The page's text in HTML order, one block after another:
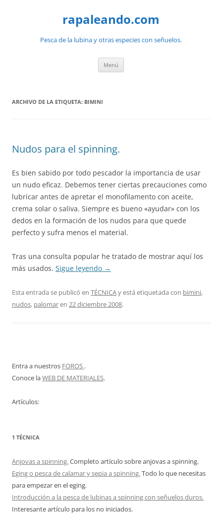
rapaleando.com
Pesca de la lubina y otras especies con señuelos.
Menú
ARCHIVO DE LA ETIQUETA: BIMINI
Nudos para el spinning.
Es bien sabido por todo pescador la importancia de usar
un nudo eficaz. Debemos tener ciertas precauciones como
lubricar antes de apretar el monofilamento con aceite,
crema solar o saliva. Siempre es bueno «ayudar» con los
dedos en la formación de los nudos para que quede
perfecto y sufra menos el material.
Tras una consulta popular he tratado de mostrar aquí los
más usados. Sigue leyendo →
Esta entrada se publicó en TÉCNICAy está etiquetada con bimini,
nudos, palomaren 22 diciembre 2008.
Entra a nuestros FOROS .
Conoce laWEB DE MATERIALES.
Artículos:
1 TÉCNICA
Anjovas a spinning.Completo artículo sobre anjovas a spinning.
Eging o pesca de calamar y sepia a spinning.Todo lo que necesitas
para empezar en el eging.
Introducción a la pesca de lubinas a spinning con señuelos duros.
Interesante artículo para los no iniciados.